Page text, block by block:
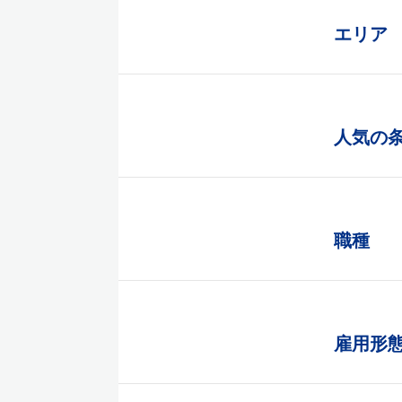
エリア
人気の
職種
雇用形